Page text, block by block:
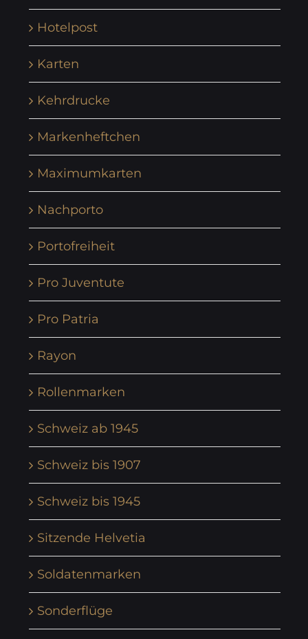
Hotelpost
Karten
Kehrdrucke
Markenheftchen
Maximumkarten
Nachporto
Portofreiheit
Pro Juventute
Pro Patria
Rayon
Rollenmarken
Schweiz ab 1945
Schweiz bis 1907
Schweiz bis 1945
Sitzende Helvetia
Soldatenmarken
Sonderflüge